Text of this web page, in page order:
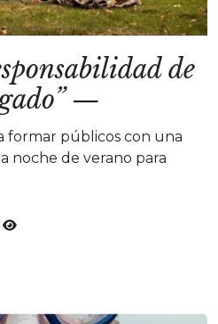
de
—
formar públicos con una
noche de verano para